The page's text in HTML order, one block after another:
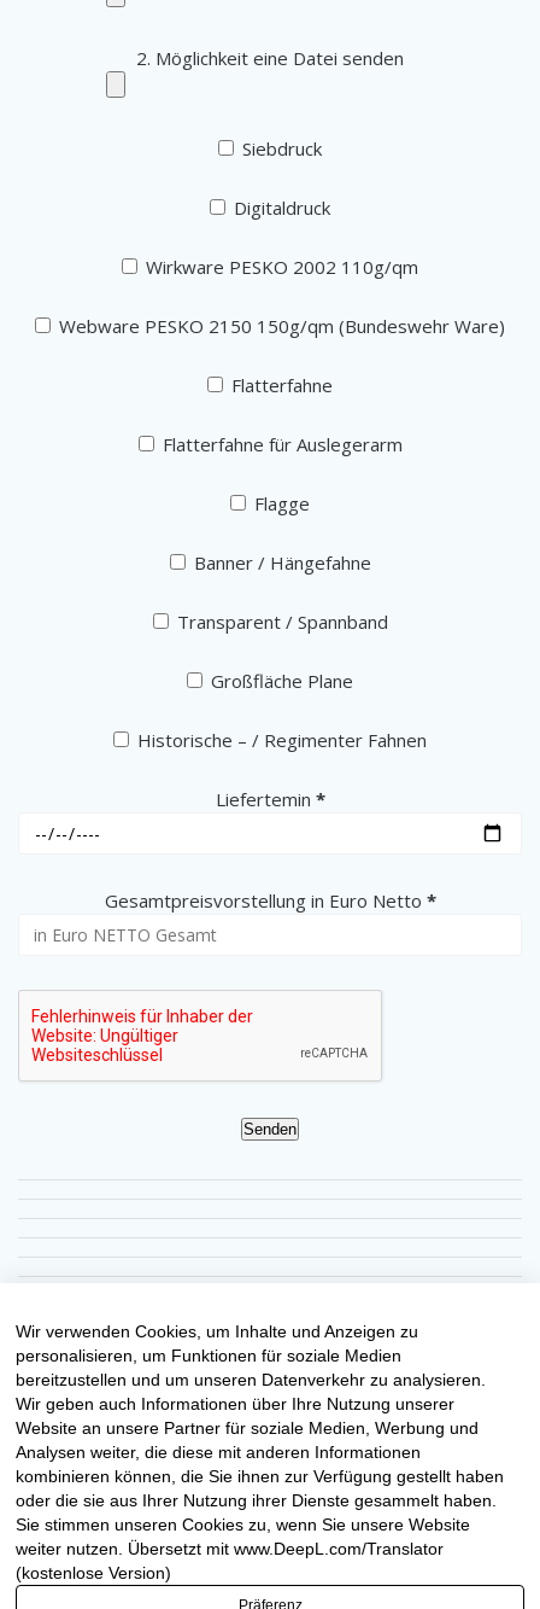
2. Möglichkeit eine Datei senden
Siebdruck
Digitaldruck
Wirkware PESKO 2002 110g/qm
Webware PESKO 2150 150g/qm (Bundeswehr Ware)
Flatterfahne
Flatterfahne für Auslegerarm
Flagge
Banner / Hängefahne
Transparent / Spannband
Großfläche Plane
Historische – / Regimenter Fahnen
Liefertemin (erforderlich)
*
Gesamtpreisvorstellung in Euro Netto (erforderlich)
*
Senden
Wir verwenden Cookies, um Inhalte und Anzeigen zu
personalisieren, um Funktionen für soziale Medien
bereitzustellen und um unseren Datenverkehr zu analysieren.
Wir geben auch Informationen über Ihre Nutzung unserer
Website an unsere Partner für soziale Medien, Werbung und
Analysen weiter, die diese mit anderen Informationen
kombinieren können, die Sie ihnen zur Verfügung gestellt haben
oder die sie aus Ihrer Nutzung ihrer Dienste gesammelt haben.
Sie stimmen unseren Cookies zu, wenn Sie unsere Website
weiter nutzen. Übersetzt mit www.DeepL.com/Translator
(kostenlose Version)
Präferenz